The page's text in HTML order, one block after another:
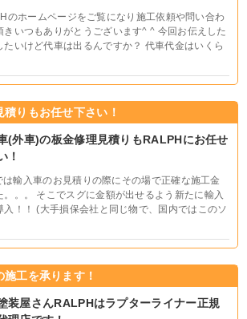
のホームページをご覧になり施工依頼や問い合わ
きいつもありがとうございます^ ^ 今回お伝えした
たいけど代車は出るんですか？ 代車代金はいくら
りもお任せ下さい！
(外車)の板金修理見積りもRALPHにお任せ
！
は輸入車のお見積りの際にその場で正確な施工金
。。 そこでスグに金額が出せるよう新たに輸入
！！ (大手損保会社と同じ物で、国内ではこのソ
工を承ります！
装屋さんRALPHはラプターライナー正規